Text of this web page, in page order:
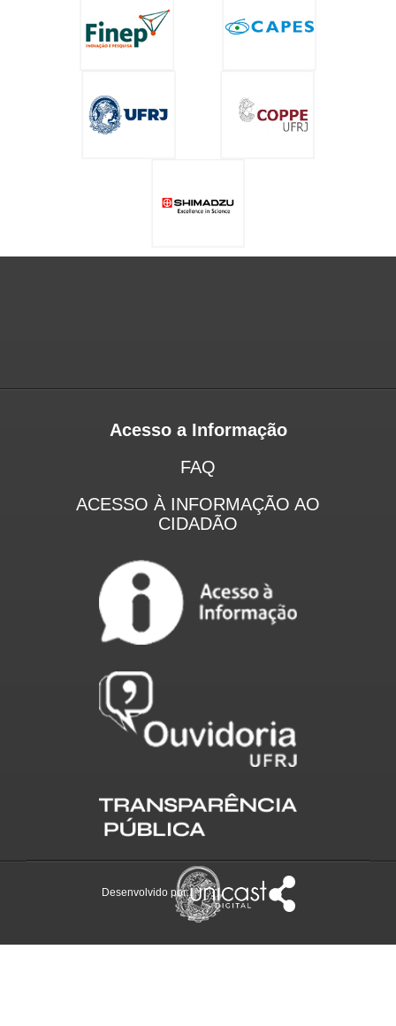
Acesso a Informação
FAQ
ACESSO À INFORMAÇÃO AO
CIDADÃO
Desenvolvido por: